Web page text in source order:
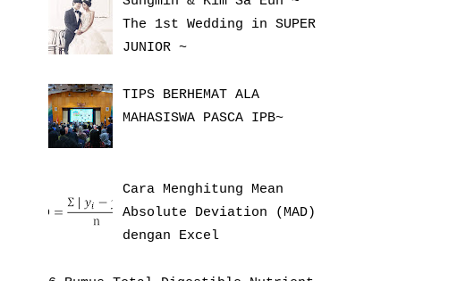
The 1st Wedding in SUPER
JUNIOR ~
TIPS BERHEMAT ALA
MAHASISWA PASCA IPB~
Cara Menghitung Mean
Absolute Deviation (MAD)
dengan Excel